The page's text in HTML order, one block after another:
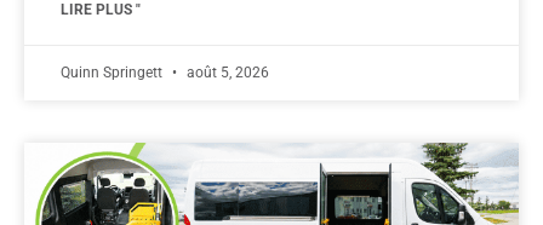
LIRE PLUS "
Quinn Springett août 5, 2026